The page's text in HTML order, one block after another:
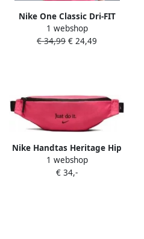
Nike One Classic Dri-FIT
damestop met korte
mouwen Roze
1 webshop
€ 34,99 € 24,49
Nike Handtas Heritage Hip
Pack
1 webshop
€ 34,-